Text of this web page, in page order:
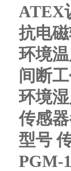
ATEX
抗电
环境
间断
环境
传感
型号
PGM-